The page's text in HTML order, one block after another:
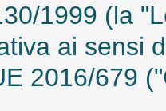
1999 (la
ai sensi
2016/679